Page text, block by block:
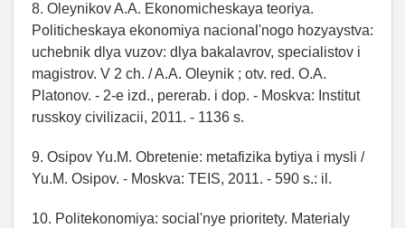
8. Oleynikov A.A. Ekonomicheskaya teoriya.
Politicheskaya ekonomiya nacional'nogo hozyaystva:
uchebnik dlya vuzov: dlya bakalavrov, specialistov i
magistrov. V 2 ch. / A.A. Oleynik ; otv. red. O.A.
Platonov. - 2-e izd., pererab. i dop. - Moskva: Institut
russkoy civilizacii, 2011. - 1136 s.
9. Osipov Yu.M. Obretenie: metafizika bytiya i mysli /
Yu.M. Osipov. - Moskva: TEIS, 2011. - 590 s.: il.
10. Politekonomiya: social'nye prioritety. Materialy